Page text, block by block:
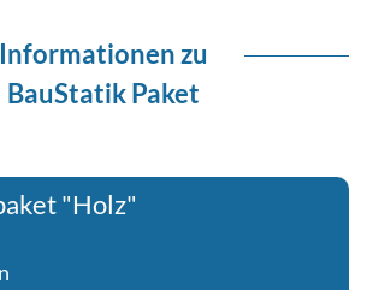
Informationen zu
BauStatik Paket
"Holz"